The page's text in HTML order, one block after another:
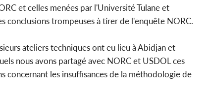
et celles menées par l'Université Tulane et
conclusions trompeuses à tirer de l'enquête NORC.
ateliers techniques ont eu lieu à Abidjan et
nous avons partagé avec NORC et USDOL ces
concernant les insuffisances de la méthodologie de